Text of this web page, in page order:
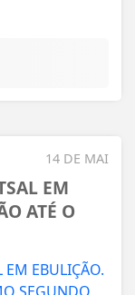
14 DE MAI
EM
ATÉ O